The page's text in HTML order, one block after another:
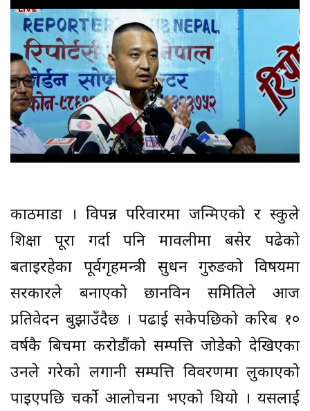
काठमाडौँ । विपन्न परिवारमा जन्मिएको र स्कुले
शिक्षा पूरा गर्दा पनि मावलीमा बसेर पढेको
बताइरहेका पूर्वगृहमन्त्री सुधन गुरुङको विषयमा
सरकारले बनाएको छानविन समितिले आज
प्रतिवेदन बुझाउँदैछ । पढाई सकेपछिको करिब १०
वर्षकै बिचमा करोडौंको सम्पत्ति जोडेको देखिएका
उनले गरेको लगानी सम्पत्ति विवरणमा लुकाएको
पाइएपछि चर्को आलोचना भएको थियो । यसलाई